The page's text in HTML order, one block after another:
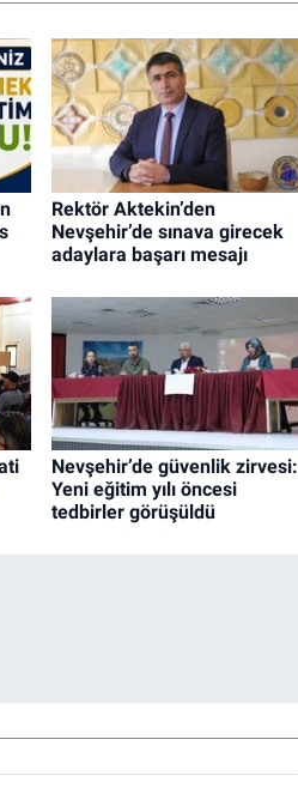
Rektör Aktekin’den
Nevşehir’de sınava girecek
adaylara başarı mesajı
Nevşehir’de güvenlik zirvesi:
Yeni eğitim yılı öncesi
tedbirler görüşüldü